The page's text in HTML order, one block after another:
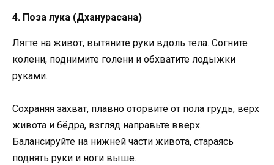
4. Поза лука (Дханурасана)
Лягте на живот, вытяните руки вдоль тела. Согните
колени, поднимите голени и обхватите лодыжки
руками.
Сохраняя захват, плавно оторвите от пола грудь, верх
живота и бёдра, взгляд направьте вверх.
Балансируйте на нижней части живота, стараясь
поднять руки и ноги выше.